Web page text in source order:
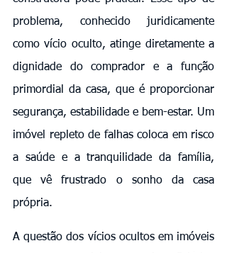
problema, conhecido juridicamente
como vício oculto, atinge diretamente a
dignidade do comprador e a função
primordial da casa, que é proporcionar
segurança, estabilidade e bem-estar. Um
imóvel repleto de falhas coloca em risco
a saúde e a tranquilidade da família,
que vê frustrado o sonho da casa
própria.
A questão dos vícios ocultos em imóveis